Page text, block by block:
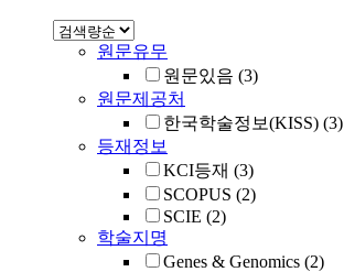
원문유무
원문있음 (3)
원문제공처
한국학술정보(KISS) (3)
등재정보
KCI등재 (3)
SCOPUS (2)
SCIE (2)
학술지명
Genes & Genomics (2)